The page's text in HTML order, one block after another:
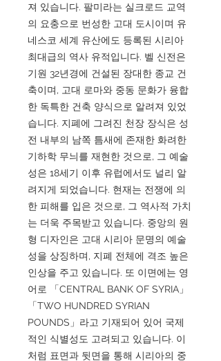
져 있습니다. 팔미라는 실크로드 교역
의 요충으로 번성한 고대 도시이며 유
네스코 세계 유산에도 등록된 시리아
최대급의 역사 유적입니다. 벨 신전은
기원 32년경에 건설된 장대한 종교 건
축이며, 고대 로마와 중동 문화가 융합
한 독특한 건축 양식으로 알려져 있었
습니다. 지폐에 그려진 천장 장식은 성
전 내부의 남쪽 틈새에 존재한 화려한
기하학 무늬를 재현한 것으로, 그 예술
성은 18세기 이후 유럽에서도 널리 알
려지게 되었습니다. 현재는 전쟁에 의
한 피해를 입은 것으로, 그 역사적 가치
는 더욱 주목받고 있습니다. 중앙의 원
형 디자인은 고대 시리아 문명의 예술
성을 상징하며, 지폐 전체에 격조 높은
인상을 주고 있습니다. 또 이면에는 영
어로 「CENTRAL BANK OF SYRIA」
「TWO HUNDRED SYRIAN
POUNDS」라고 기재되어 있어 국제
적인 식별성도 고려되고 있습니다. 이
처럼 표면과 뒷면을 통해 시리아의 중